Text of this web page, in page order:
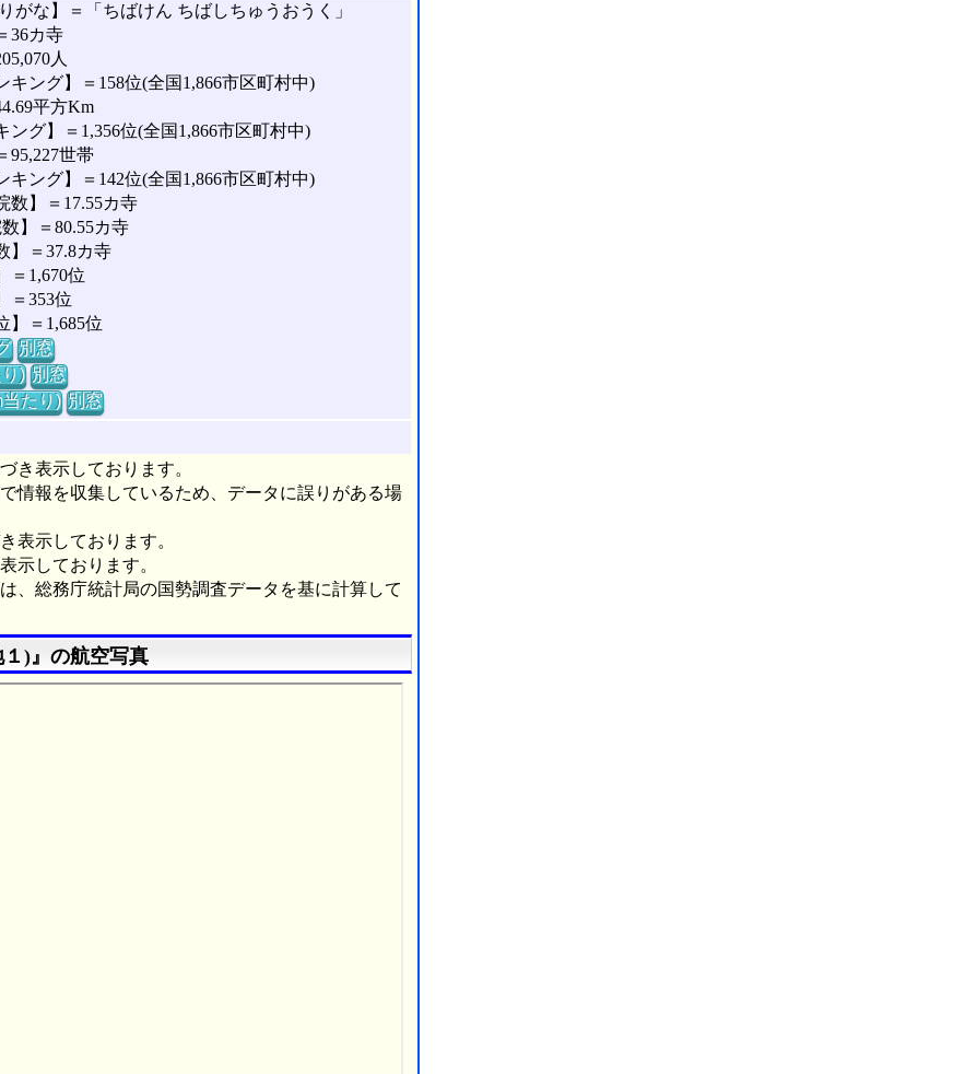
がな】＝「ちばけん ちばしちゅうおうく」
36カ寺
人
キング】＝158位(全国1,866市区町村中)
平方Km
ング】＝1,356位(全国1,866市区町村中)
95,227世帯
キング】＝142位(全国1,866市区町村中)
数】＝17.55カ寺
】＝80.55カ寺
】＝37.8カ寺
＝1,670位
＝353位
】＝1,685位
別窓
) 別窓
たり) 別窓
き表示しております。
情報を収集しているため、データに誤りがある場
表示しております。
示しております。
、総務庁統計局の国勢調査データを基に計算して
１)』の航空写真